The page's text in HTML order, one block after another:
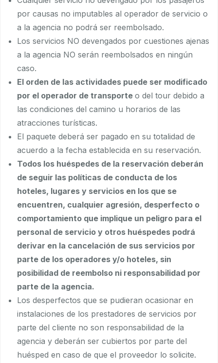
por causas no imputables al operador de servicio o
a la agencia no podrá ser reembolsado.
Los servicios NO devengados por cuestiones ajenas
a la agencia NO serán reembolsados en ningún
caso.
El orden de las actividades puede ser modificado
por el operador de transporte o del tour debido a
las condiciones del camino u horarios de las
atracciones turísticas.
El paquete deberá ser pagado en su totalidad de
acuerdo a la fecha establecida en su reservación.
Todos los huéspedes de la reservación deberán
de seguir las políticas de conducta de los
hoteles, lugares y servicios en los que se
encuentren, cualquier agresión, desperfecto o
comportamiento que implique un peligro para el
personal de servicio y otros huéspedes podrá
derivar en la cancelación de sus servicios por
parte de los operadores y/o hoteles, sin
posibilidad de reembolso ni responsabilidad por
parte de la agencia.
Los desperfectos que se pudieran ocasionar en
instalaciones de los prestadores de servicios por
parte del cliente no son responsabilidad de la
agencia y deberán ser cubiertos por parte del
huésped en caso de que el proveedor lo solicite.